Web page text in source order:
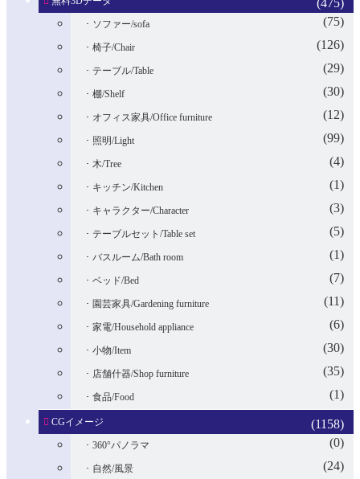
ソファー/sofa (75)
椅子/Chair (126)
テーブル/Table (29)
棚/Shelf (30)
オフィス家具/Office furniture (12)
照明/Light (99)
木/Tree (4)
キッチン/Kitchen (1)
キャラクター/Character (3)
テーブルセット/Table set (5)
バスルーム/Bath room (1)
ベッド/Bed (7)
園芸家具/Gardening furniture (11)
家電/Household appliance (6)
小物/Item (30)
店舗什器/Shop furniture (35)
食品/Food (1)
CGイメージ (1158)
360°パノラマ (0)
自然/風景 (24)